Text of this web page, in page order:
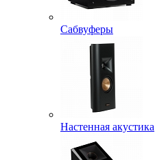
Сабвуферы
Настенная акустика